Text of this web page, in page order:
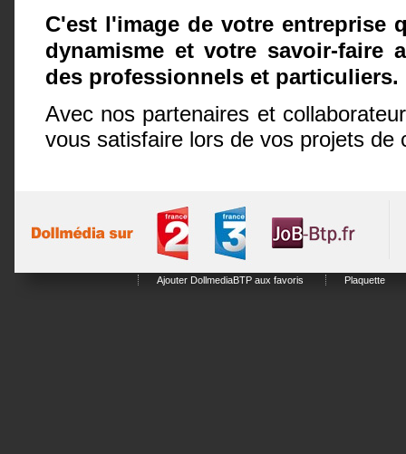
C'est l'image de votre entreprise
dynamisme et votre savoir-faire
des professionnels et particuliers.
Avec nos partenaires et
vous satisfaire lors de vos projets de
Ajouter DollmediaBTP aux favoris Plaquette